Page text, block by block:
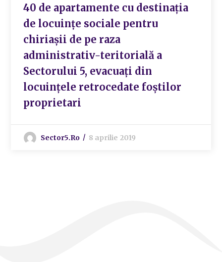
40 de apartamente cu destinația
de locuințe sociale pentru
chiriașii de pe raza
administrativ-teritorială a
Sectorului 5, evacuați din
locuințele retrocedate foștilor
proprietari
Sector5.ro 8 aprilie 2019